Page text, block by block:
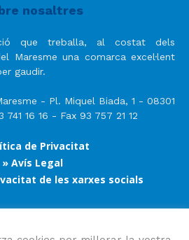
nosaltres
que treballa, al costat dels
Maresme una comarca excel·lent
gaudir.
- Pl. Miquel Biada, 1 - 08301
16 16 - Fax 93 757 21 12
de Privacitat
» Avís Legal
de les xarxes socials
nos